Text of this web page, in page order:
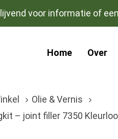
voor informatie of
Home Over
Olie & Vernis
– joint filler 7350